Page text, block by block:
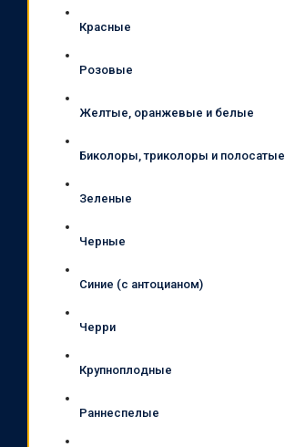
Красные
Розовые
Желтые, оранжевые и белые
Биколоры, триколоры и полосатые
Зеленые
Черные
Синие (с антоцианом)
Черри
Крупноплодные
Раннеспелые